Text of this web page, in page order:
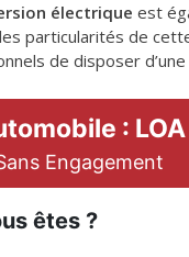
électrique est
particularités de
de disposer